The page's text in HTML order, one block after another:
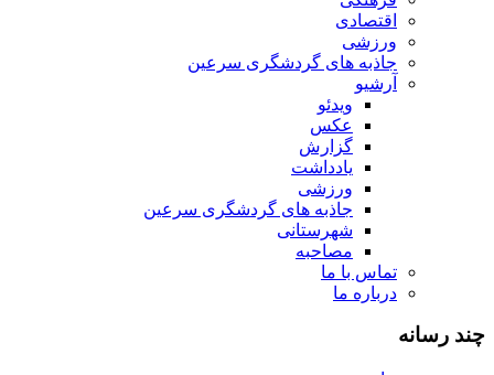
اقتصادی
ورزشی
جاذبه های گردشگری سرعین
آرشیو
ویدئو
عکس
گزارش
یادداشت
ورزشی
جاذبه های گردشگری سرعین
شهرستانی
مصاحبه
تماس با ما
درباره ما
چند رسانه